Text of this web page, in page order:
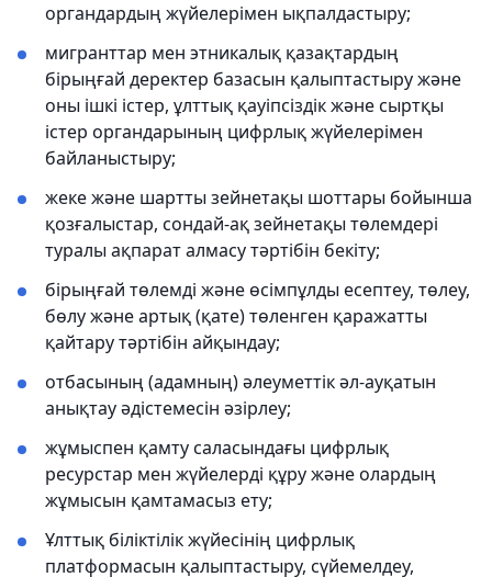
органдардың жүйелерімен ықпалдастыру;
мигранттар мен этникалық қазақтардың
бірыңғай деректер базасын қалыптастыру және
оны ішкі істер, ұлттық қауіпсіздік және сыртқы
істер органдарының цифрлық жүйелерімен
байланыстыру;
жеке және шартты зейнетақы шоттары бойынша
қозғалыстар, сондай-ақ зейнетақы төлемдері
туралы ақпарат алмасу тәртібін бекіту;
бірыңғай төлемді және өсімпұлды есептеу, төлеу,
бөлу және артық (қате) төленген қаражатты
қайтару тәртібін айқындау;
отбасының (адамның) әлеуметтік әл-ауқатын
анықтау әдістемесін әзірлеу;
жұмыспен қамту саласындағы цифрлық
ресурстар мен жүйелерді құру және олардың
жұмысын қамтамасыз ету;
Ұлттық біліктілік жүйесінің цифрлық
платформасын қалыптастыру, сүйемелдеу,